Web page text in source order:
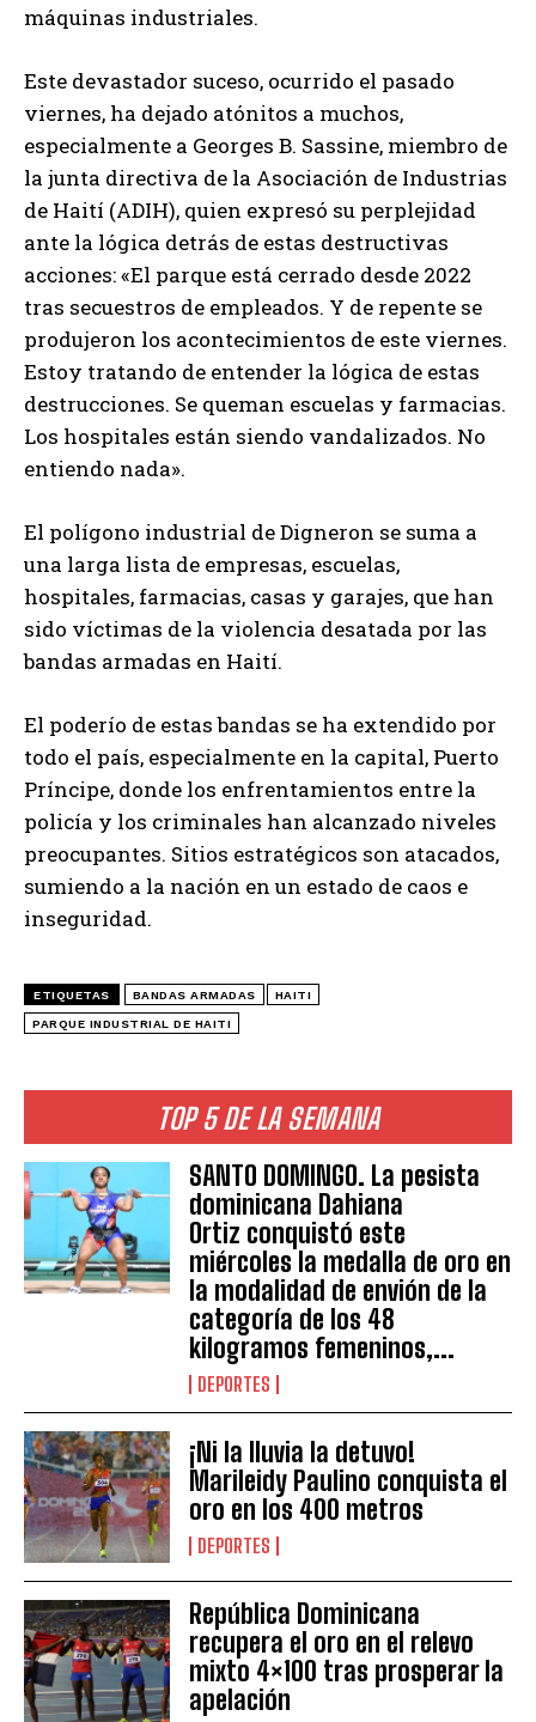
TOP 5 DE LA SEMANA
SANTO DOMINGO. La pesista
dominicana Dahiana
Ortiz conquistó este
miércoles la medalla de oro en
la modalidad de envión de la
categoría de los 48
kilogramos femeninos,...
DEPORTES
¡Ni la lluvia la detuvo!
Marileidy Paulino conquista el
oro en los 400 metros
DEPORTES
República Dominicana
recupera el oro en el relevo
mixto 4×100 tras prosperar la
apelación
máquinas industriales.
Este devastador suceso, ocurrido el pasado
viernes, ha dejado atónitos a muchos,
especialmente a Georges B. Sassine, miembro de
la junta directiva de la Asociación de Industrias
de Haití (ADIH), quien expresó su perplejidad
ante la lógica detrás de estas destructivas
acciones: «El parque está cerrado desde 2022
tras secuestros de empleados. Y de repente se
produjeron los acontecimientos de este viernes.
Estoy tratando de entender la lógica de estas
destrucciones. Se queman escuelas y farmacias.
Los hospitales están siendo vandalizados. No
entiendo nada».
El polígono industrial de Digneron se suma a
una larga lista de empresas, escuelas,
hospitales, farmacias, casas y garajes, que han
sido víctimas de la violencia desatada por las
bandas armadas en Haití.
El poderío de estas bandas se ha extendido por
todo el país, especialmente en la capital, Puerto
Príncipe, donde los enfrentamientos entre la
policía y los criminales han alcanzado niveles
preocupantes. Sitios estratégicos son atacados,
sumiendo a la nación en un estado de caos e
inseguridad.
ETIQUETAS BANDAS ARMADAS HAITI
PARQUE INDUSTRIAL DE HAITI